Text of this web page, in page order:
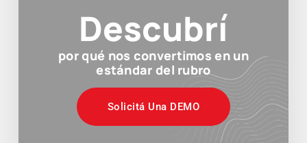
Descubrí
por qué nos convertimos en un
estándar del rubro
Solicitá Una DEMO